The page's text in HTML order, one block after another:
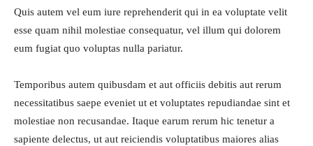
Quis autem vel eum iure reprehenderit qui in ea voluptate velit
esse quam nihil molestiae consequatur, vel illum qui dolorem
eum fugiat quo voluptas nulla pariatur.
Temporibus autem quibusdam et aut officiis debitis aut rerum
necessitatibus saepe eveniet ut et voluptates repudiandae sint et
molestiae non recusandae. Itaque earum rerum hic tenetur a
sapiente delectus, ut aut reiciendis voluptatibus maiores alias